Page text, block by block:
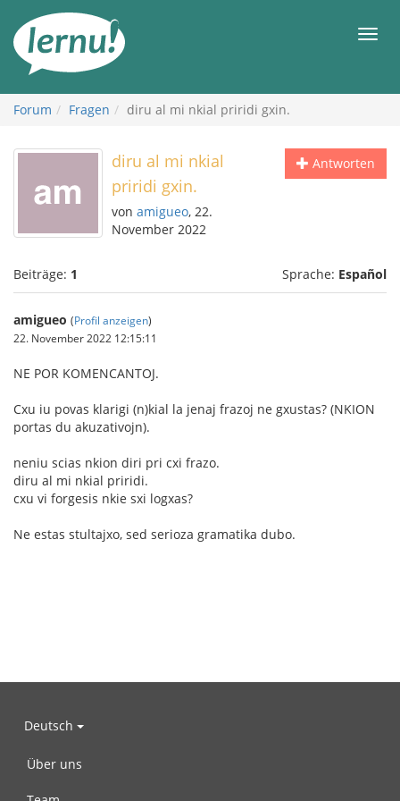
Inhalt
Forum Fragen diru al mi nkial priridi gxin.
Antworten
diru al mi nkial
priridi gxin.
von amigueo, 22.
November 2022
Beiträge: 1 Sprache: Español
amigueo (Profil anzeigen)
22. November 2022 12:15:11
NE POR KOMENCANTOJ.
Cxu iu povas klarigi (n)kial la jenaj frazoj ne gxustas? (NKION
portas du akuzativojn).
neniu scias nkion diri pri cxi frazo.
diru al mi nkial priridi.
cxu vi forgesis nkie sxi logxas?
Ne estas stultajxo, sed serioza gramatika dubo.
Deutsch
Über uns